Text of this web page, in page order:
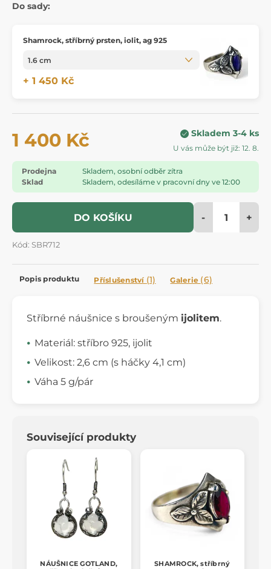
Do sady:
Shamrock, stříbrný prsten, iolit, ag 925
+ 1 450 Kč
1 400 Kč Skladem 3-4 ks
U vás může být již: 12. 8.
Prodejna
Skladem, osobní odběr zítra
Sklad
Skladem, odesíláme v pracovní dny ve 12:00
DO KOŠÍKU - +
Kód: SBR712
Popis produktu Příslušenství (1) Galerie (6)
Stříbrné náušnice s broušeným ijolitem.
Materiál: stříbro 925, ijolit
Velikost: 2,6 cm (s háčky 4,1 cm)
Váha 5 g/pár
Související produkty
NÁUŠNICE GOTLAND,
SHAMROCK, stříbrný